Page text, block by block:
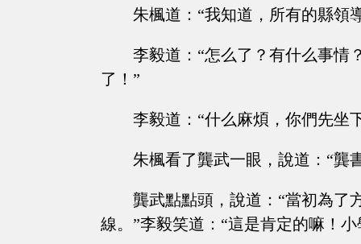
朱楓道：“我知道，所有的縣領
李毅道：“怎么了？有什么事情
了！”
李毅道：“什么麻煩，你們先坐
朱楓看了龔武一眼，說道：“龔
龔武點點頭，說道：“當初為了
線。”李毅笑道：“這是肯定的嘛！